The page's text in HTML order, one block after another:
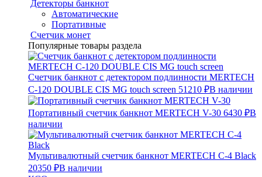
Детекторы банкнот
Автоматические
Портативные
Счетчик монет
Популярные товары раздела
Счетчик банкнот с детектором подлинности MERTECH
C-120 DOUBLE CIS MG touch screen 51210 ₽В наличии
Портативный счетчик банкнот MERTECH V-30 6430 ₽В
наличии
Мультивалютный счетчик банкнот MERTECH C-4 Black
20350 ₽В наличии